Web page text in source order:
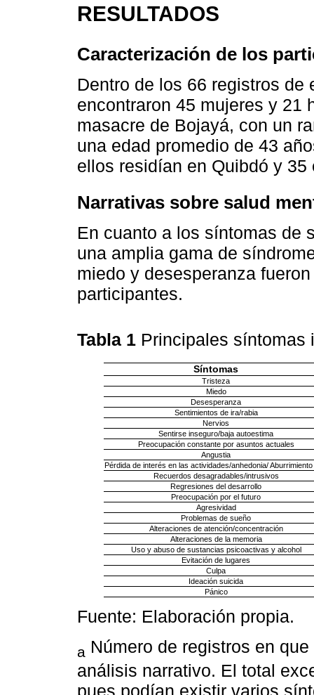
RESULTADOS
Caracterización de los
Dentro de los 66 registros
encontraron 45 mujeres y 21
masacre de Bojayá, con un
una edad promedio de 43
ellos residían en Quibdó y
Narrativas sobre salud
En cuanto a los síntomas de
una amplia gama de
miedo y desesperanza
participantes.
Tabla 1 Principales
Síntomas
Tristeza
Miedo
Desesperanza
Sentimientos de ira/rabia
Nervios
Sentirse inseguro/baja autoestima
Preocupación constante por asuntos actuales
Angustia
Pérdida de interés en las actividades/anhedonia/ Aburrimiento
Recuerdos desagradables/intrusivos
Regresiones del desarrollo
Preocupación por el futuro
Agresividad
Problemas de sueño
Alteraciones de atención/concentración
Alteraciones de la memoria
Uso y abuso de sustancias psicoactivas y alcohol
Evitación de lugares
Culpa
Ideación suicida
Pánico
Fuente: Elaboración propia.
a Número de registros en
análisis narrativo. El total
pues podían existir varios